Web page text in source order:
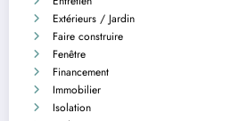
Extérieurs / Jardin
Faire construire
Fenêtre
Financement
Immobilier
Isolation